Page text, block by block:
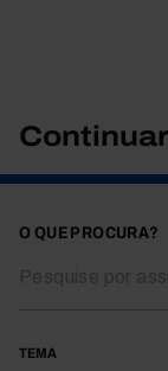
O QUE PROCURA?
TEMA